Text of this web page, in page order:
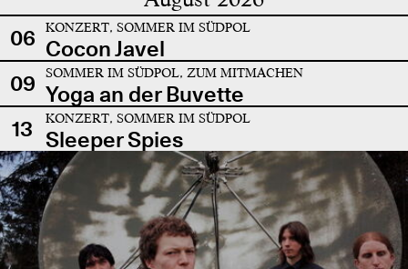
06 KONZERT, SOMMER IM SÜDPOL
Cocon Javel
09
SOMMER IM SÜDPOL, ZUM MITMACHEN
Yoga an der Buvette
13
KONZERT, SOMMER IM SÜDPOL
Sleeper Spies